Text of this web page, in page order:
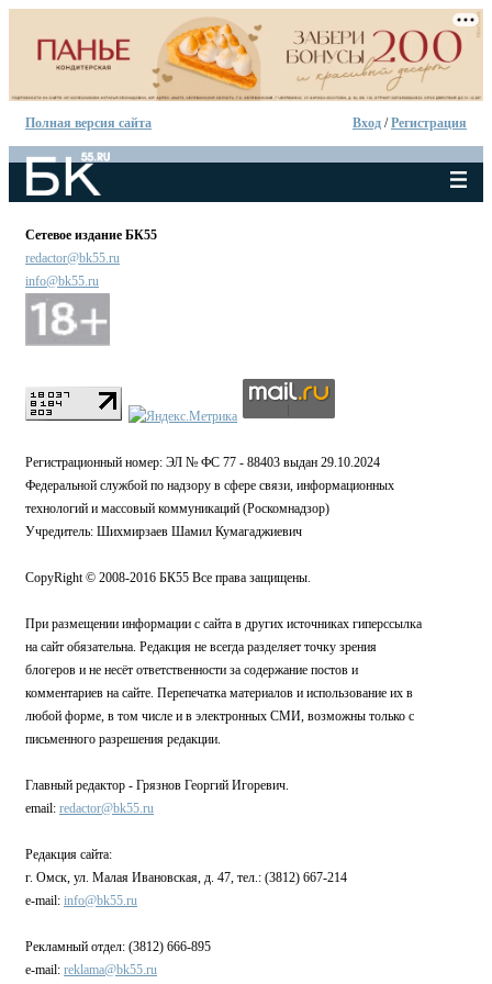
Полная версия сайта Вход /Регистрация
Сетевое издание БК55
redactor@bk55.ru
info@bk55.ru
Регистрационный номер: ЭЛ № ФС 77 - 88403 выдан 29.10.2024
Федеральной службой по надзору в сфере связи, информационных
технологий и массовый коммуникаций (Роскомнадзор)
Учредитель: Шихмирзаев Шамил Кумагаджиевич
CopyRight © 2008-2016 БК55 Все права защищены.
При размещении информации с сайта в других источниках гиперссылка
на сайт обязательна. Редакция не всегда разделяет точку зрения
блогеров и не несёт ответственности за содержание постов и
комментариев на сайте. Перепечатка материалов и использование их в
любой форме, в том числе и в электронных СМИ, возможны только с
письменного разрешения редакции.
Главный редактор - Грязнов Георгий Игоревич.
email: redactor@bk55.ru
Редакция сайта:
г. Омск, ул. Малая Ивановская, д. 47, тел.: (3812) 667-214
e-mail: info@bk55.ru
Рекламный отдел: (3812) 666-895
e-mail: reklama@bk55.ru